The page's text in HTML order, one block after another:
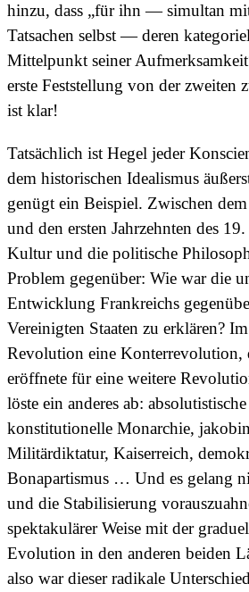
hinzu, dass „für ihn — simultan
Tatsachen selbst — deren
Mittelpunkt seiner
erste Feststellung von der zweiten
ist klar!
Tatsächlich ist Hegel jeder
dem historischen Idealismus
genügt ein Beispiel. Zwischen
und den ersten Jahrzehnten des
Kultur und die politische
Problem gegenüber: Wie war die
Entwicklung Frankreichs
Vereinigten Staaten zu erklären?
Revolution eine Konterrevolution,
eröffnete für eine weitere
löste ein anderes ab:
konstitutionelle Monarchie,
Militärdiktatur, Kaiserreich,
Bonapartismus … Und es gelang
und die Stabilisierung
spektakulärer Weise mit der
Evolution in den anderen beiden
also war dieser radikale